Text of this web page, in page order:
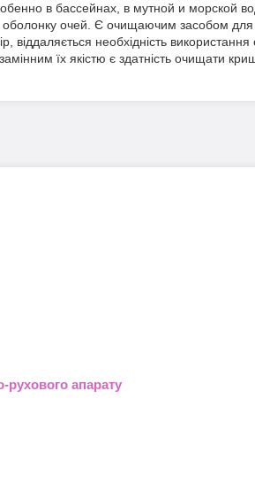
в бассейнах, в мутной и морской
очей. Є очищаючим засобом для
віддаляється необхідність використання
їх якістю є здатність очищати
апарату